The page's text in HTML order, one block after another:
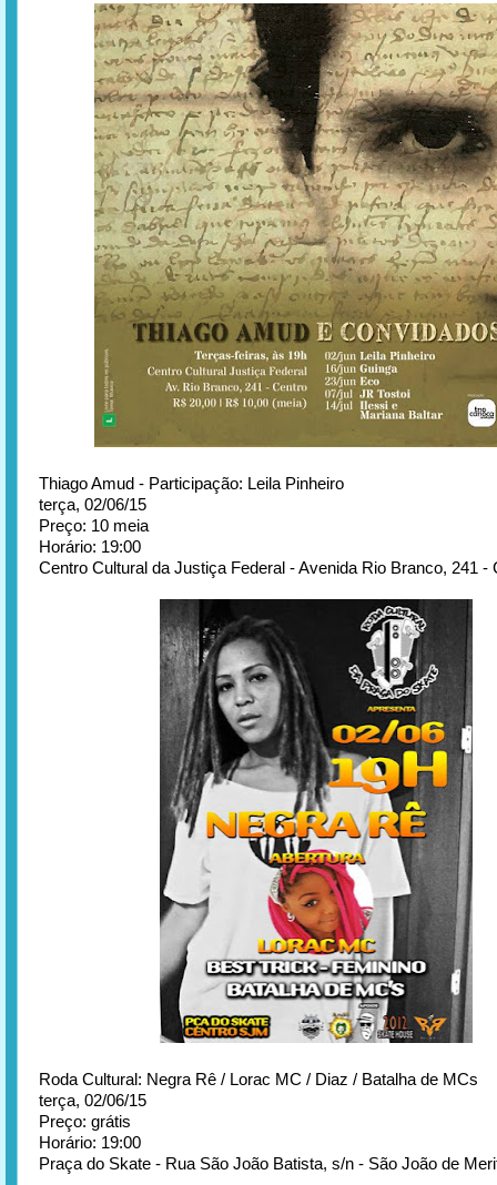
Thiago Amud - Participação: Leila Pinheiro
terça, 02/06/15
Preço: 10 meia
Horário: 19:00
Centro Cultural da Justiça Federal - Avenida Rio Branco, 241 -
Roda Cultural: Negra Rê / Lorac MC / Diaz / Batalha de MCs
terça, 02/06/15
Preço: grátis
Horário: 19:00
Praça do Skate - Rua São João Batista, s/n - São João de